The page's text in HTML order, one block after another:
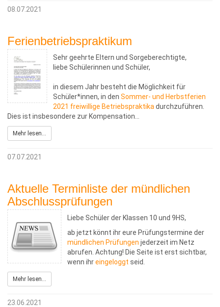
08.07.2021
Ferienbetriebspraktikum
Sehr geehrte Eltern und Sorgeberechtigte,
liebe Schülerinnen und Schüler,
in diesem Jahr besteht die Möglichkeit für
Schüler*innen, in den Sommer- und Herbstferien
2021 freiwillige Betriebspraktika durchzuführen.
Dies ist insbesondere zur Kompensation…
Mehr lesen...
07.07.2021
Aktuelle Terminliste der mündlichen
Abschlussprüfungen
Liebe Schüler der Klassen 10 und 9HS,
ab jetzt könnt ihr eure Prüfungstermine der
mündlichen Prüfungen jederzeit im Netz
abrufen. Achtung! Die Seite ist erst sichtbar,
wenn ihreingeloggt seid.
Mehr lesen...
23.06.2021